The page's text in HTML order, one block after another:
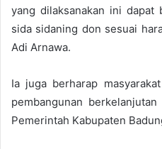
yang dilaksanakan ini dapat
sida sidaning don sesuai
Adi Arnawa.
Ia juga berharap
pembangunan
Pemerintah Kabupaten